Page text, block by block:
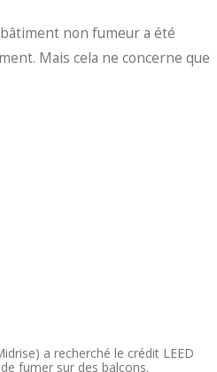
non fumeur a été
Mais cela ne concerne que
a recherché le crédit LEED
fumer sur des balcons.